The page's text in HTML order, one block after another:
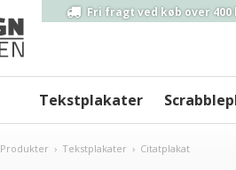
Fri fragt ved køb over 400
Tekstplakater
Produkter › Tekstplakater › Citatplakat